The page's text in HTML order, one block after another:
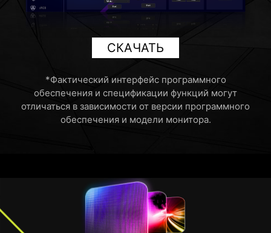
СКАЧАТЬ
*Фактический интерфейс программного
обеспечения и спецификации функций могут
отличаться в зависимости от версии программного
обеспечения и модели монитора.
HDMI™ 2.1 48Гбит/с
HDMI™ 1.2 10.2Гбит/с